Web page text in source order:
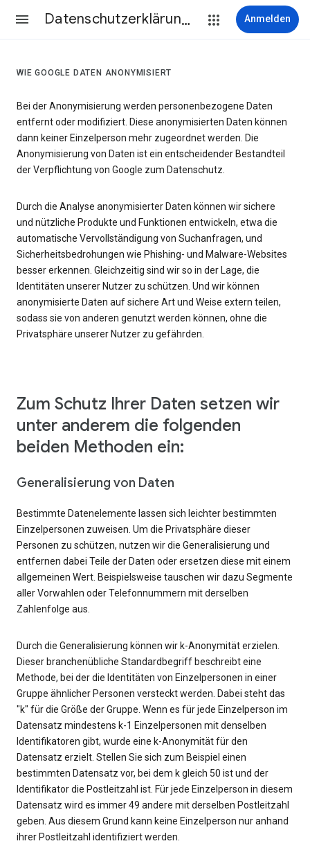
Datenschutzerklärung & Nutzungsbedingungen Anmelden
WIE GOOGLE DATEN ANONYMISIERT
Bei der Anonymisierung werden personenbezogene Daten
entfernt oder modifiziert. Diese anonymisierten Daten können
dann keiner Einzelperson mehr zugeordnet werden. Die
Anonymisierung von Daten ist ein entscheidender Bestandteil
der Verpflichtung von Google zum Datenschutz.
Durch die Analyse anonymisierter Daten können wir sichere
und nützliche Produkte und Funktionen entwickeln, etwa die
automatische Vervollständigung von Suchanfragen, und
Sicherheitsbedrohungen wie Phishing- und Malware-Websites
besser erkennen. Gleichzeitig sind wir so in der Lage, die
Identitäten unserer Nutzer zu schützen. Und wir können
anonymisierte Daten auf sichere Art und Weise extern teilen,
sodass sie von anderen genutzt werden können, ohne die
Privatsphäre unserer Nutzer zu gefährden.
Zum Schutz Ihrer Daten setzen wir
unter anderem die folgenden
beiden Methoden ein:
Generalisierung von Daten
Bestimmte Datenelemente lassen sich leichter bestimmten
Einzelpersonen zuweisen. Um die Privatsphäre dieser
Personen zu schützen, nutzen wir die Generalisierung und
entfernen dabei Teile der Daten oder ersetzen diese mit einem
allgemeinen Wert. Beispielsweise tauschen wir dazu Segmente
aller Vorwahlen oder Telefonnummern mit derselben
Zahlenfolge aus.
Durch die Generalisierung können wir k-Anonymität erzielen.
Dieser branchenübliche Standardbegriff beschreibt eine
Methode, bei der die Identitäten von Einzelpersonen in einer
Gruppe ähnlicher Personen versteckt werden. Dabei steht das
"k" für die Größe der Gruppe. Wenn es für jede Einzelperson im
Datensatz mindestens k-1 Einzelpersonen mit denselben
Identifikatoren gibt, wurde eine k-Anonymität für den
Datensatz erzielt. Stellen Sie sich zum Beispiel einen
bestimmten Datensatz vor, bei dem k gleich 50 ist und der
Identifikator die Postleitzahl ist. Für jede Einzelperson in diesem
Datensatz wird es immer 49 andere mit derselben Postleitzahl
geben. Aus diesem Grund kann keine Einzelperson nur anhand
ihrer Postleitzahl identifiziert werden.